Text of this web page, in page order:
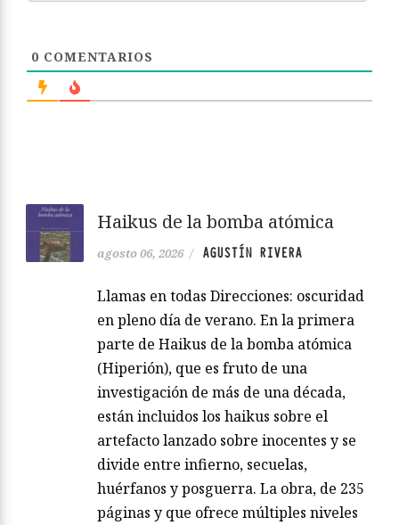
0 COMENTARIOS
Haikus de la bomba atómica
agosto 06, 2026 / AGUSTÍN RIVERA
Llamas en todas Direcciones: oscuridad
en pleno día de verano. En la primera
parte de Haikus de la bomba atómica
(Hiperión), que es fruto de una
investigación de más de una década,
están incluidos los haikus sobre el
artefacto lanzado sobre inocentes y se
divide entre infierno, secuelas,
huérfanos y posguerra. La obra, de 235
páginas y que ofrece múltiples niveles